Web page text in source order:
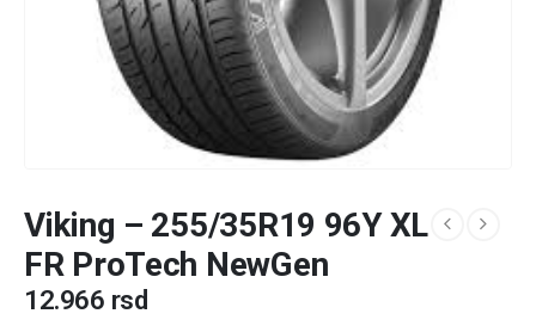
Viking – 255/35R19 96Y XL
FR ProTech NewGen
12.966 rsd